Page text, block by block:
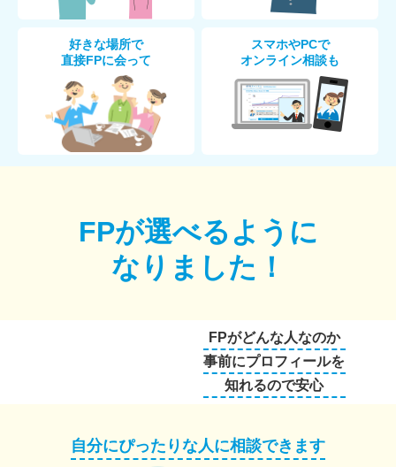
好きな場所で
直接FPに会って
スマホやPCで
オンライン相談も
FPが選べるように
なりました！
FPがどんな人なのか
事前にプロフィールを
知れるので安心
自分にぴったりな人に相談できます